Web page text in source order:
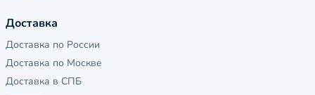
Доставка
Доставка по России
Доставка по Москве
Доставка в СПБ